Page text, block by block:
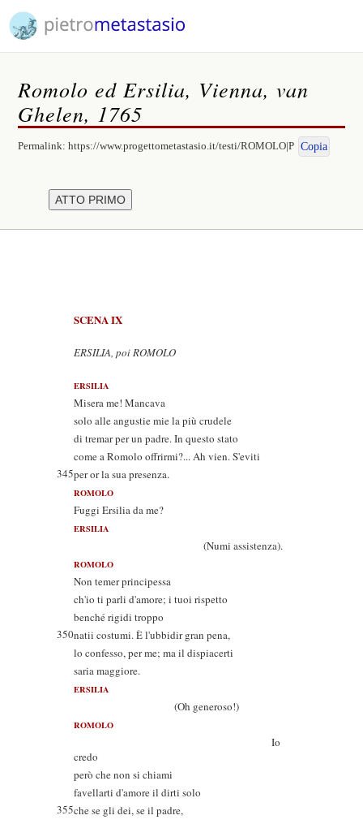
Romolo ed Ersilia, Vienna, van
Ghelen, 1765
Permalink:https://www.progettometastasio.it/testi/ROMOLO|P Copia
SCENA IX
ERSILIA, poi ROMOLO
ERSILIA
Misera me! Mancava
solo alle angustie mie la più crudele
di tremar per un padre. In questo stato
come a Romolo offrirmi?... Ah vien. S'eviti
345per or la sua presenza.
ROMOLO
Fuggi Ersilia da me?
ERSILIA
(Numi assistenza).
ROMOLO
Non temer principessa
ch'io ti parli d'amore; i tuoi rispetto
benché rigidi troppo
350natii costumi. È l'ubbidir gran pena,
lo confesso, per me; ma il dispiacerti
saria maggiore.
ERSILIA
(Oh generoso!)
ROMOLO
Io
credo
però che non si chiami
favellarti d'amore il dirti solo
355che se gli dei, se il padre,